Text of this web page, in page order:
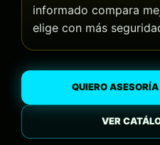
informado compara
elige con más
QUIERO
VER